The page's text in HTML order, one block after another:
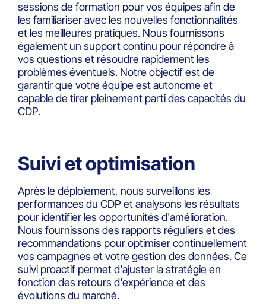
sessions de formation pour vos équipes afin de
les familiariser avec les nouvelles fonctionnalités
et les meilleures pratiques. Nous fournissons
également un support continu pour répondre à
vos questions et résoudre rapidement les
problèmes éventuels. Notre objectif est de
garantir que votre équipe est autonome et
capable de tirer pleinement parti des capacités du
CDP.
Suivi et optimisation
Après le déploiement, nous surveillons les
performances du CDP et analysons les résultats
pour identifier les opportunités d'amélioration.
Nous fournissons des rapports réguliers et des
recommandations pour optimiser continuellement
vos campagnes et votre gestion des données. Ce
suivi proactif permet d'ajuster la stratégie en
fonction des retours d'expérience et des
évolutions du marché.